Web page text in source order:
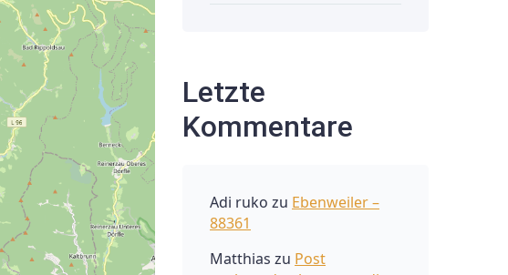
Letzte
Kommentare
Adi ruko zu Ebenweiler –
88361
Matthias zu Post